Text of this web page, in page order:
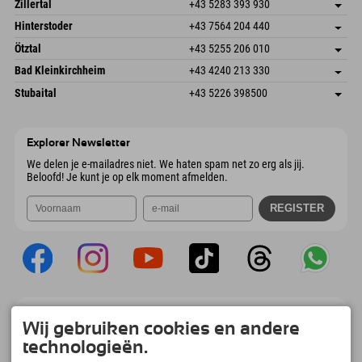
6380 St. Johann in Tirol
Oostenrijk
Aankomstinformatie
Booking
Zillertal +43 5283 393 930
Schmiedau 2
Oostenrijk
Adres opslaan
Booking
Hinterstoder +43 7564 204 440
Freizeitpark 10
4573 Hinterstoder
Oostenrijk
Adres opslaan
Aankomstinformatie
Booking
Ötztal +43 5255 206 010
Gscheat 14
Oostenrijk
Adres opslaan
Booking
Bad Kleinkirchheim +43 4240 213 330
Dorfstraße 24
9546 Bad Kleinkirchheim
Adres opslaan
Aankomstinformatie
Stubaital +43 5226 398500
Explorer Newsletter
We delen je e-mailadres niet. We haten spam net zo erg als jij.
Beloofd! Je kunt je op elk moment afmelden.
Upload je #ExplorerMoments, Mijn Explorer
To Go met een boekingsoverzicht, bucketlist,
restaurantoverzicht en nog veel meer.
Wij gebruiken cookies en andere
technologieën.